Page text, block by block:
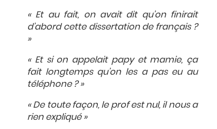
« Et au fait, on avait dit qu’on finirait
d’abord cette dissertation de français ?
»
« Et si on appelait papy et mamie, ça
fait longtemps qu’on les a pas eu au
téléphone ? »
« De toute façon, le prof est nul, il nous a
rien expliqué »